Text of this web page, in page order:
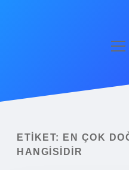
Yasal Uyarı
ETIKET:
EN ÇOK
HANGISIDIR